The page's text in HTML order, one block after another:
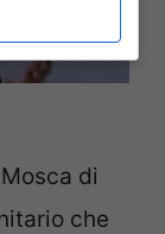
di
che